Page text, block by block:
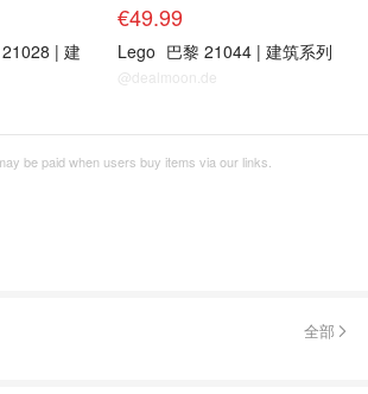
| 建
€49.99
Lego 巴黎 21044 | 建筑系列
@dealmoon.de
be paid when users buy items via our links.
全部